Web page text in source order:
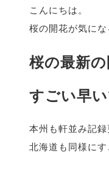
こんにちは。
桜の開花が気にな
桜の最新の
すごい早い
本州も軒並み記録
北海道も同様に